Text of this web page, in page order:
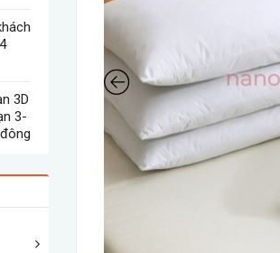
3D
3-